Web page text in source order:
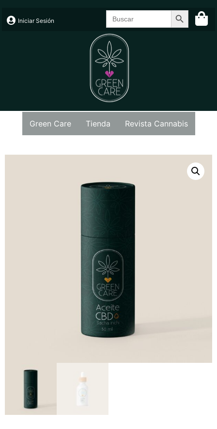
Iniciar Sesión
Search
for:
Search
Green Care Tienda Revista Cannabis